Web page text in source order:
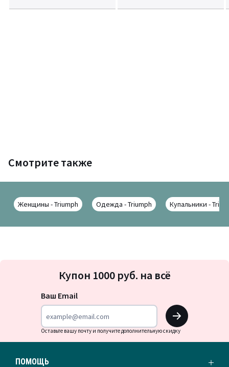
Смотрите также
Женщины - Triumph Одежда - Triumph Купальники -
на
Купон 1000 руб. на всё
Ваш Email
OK
Оставьте вашу почту и получите дополнительную скидку
ПОМОЩЬ